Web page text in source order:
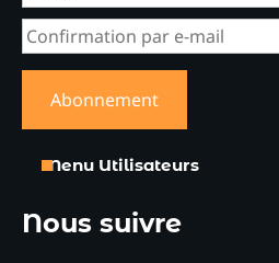
Menu Utilisateurs
Nous suivre